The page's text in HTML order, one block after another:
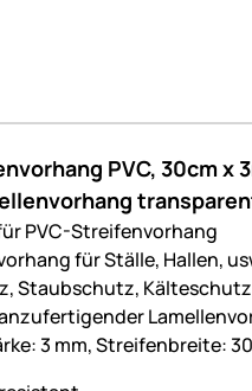
PVC, 30cm x
PVC-Streifenvorhang
für Ställe, Hallen,
Staubschutz, Kälteschutz
3 mm, Streifenbreite: